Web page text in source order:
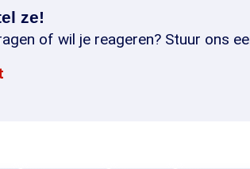
ze!
of wil je reageren? Stuur ons